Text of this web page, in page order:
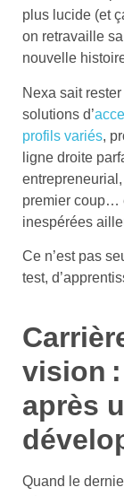
plus lucide (et
on retravaille
nouvelle
Nexa sait
solutions d’
profils variés,
ligne droite
premier coup…
inespérées
Ce n’est pas
test,
vision
après
Quand le